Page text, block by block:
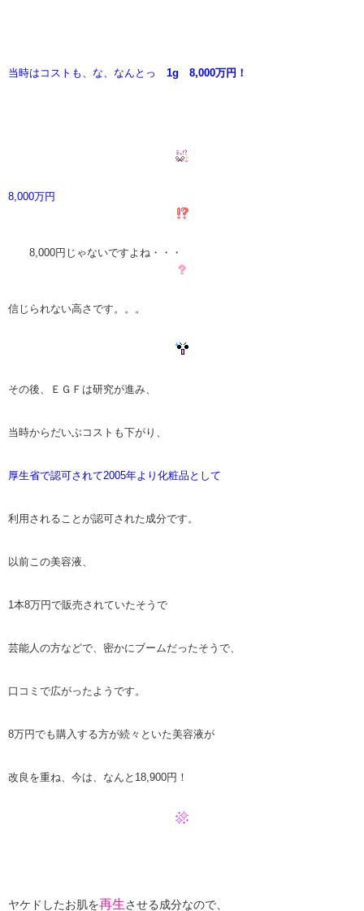
当時はコストも、な、なんとっ 1g 8,000万円！
8,000万円
8,000円じゃないですよね・・・
信じられない高さです。。。
その後、ＥＧＦは研究が進み、
当時からだいぶコストも下がり、
厚生省で認可されて2005年より化粧品として
利用されることが認可された成分です。
以前この美容液、
1本8万円で販売されていたそうで
芸能人の方などで、密かにブームだったそうで、
口コミで広がったようです。
8万円でも購入する方が続々といた美容液が
改良を重ね、今は、なんと18,900円！
ヤケドしたお肌を再生させる成分なので、